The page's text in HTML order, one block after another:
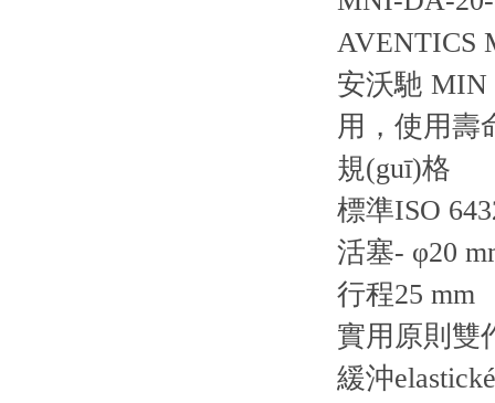
AVENTICS
安沃馳 MIN
用，使用壽
規(guī)格
標準ISO
活塞- φ20
行程25 mm
實用原則雙
緩沖